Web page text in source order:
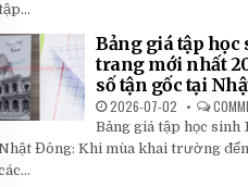
Bảng giá tập học
trang mới nhất
số tận gốc tại
2026-07-02
Bảng giá tập học sinh
Đông: Khi mùa khai trường